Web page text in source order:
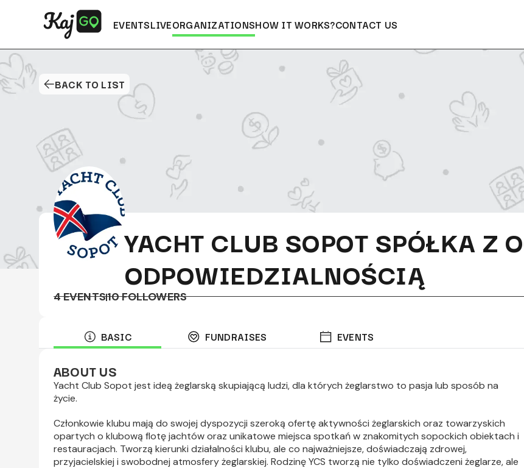
EVENTSLIVEORGANIZATIONSHOW IT WORKS?CONTACT US
BACK TO LIST
YACHT CLUB SOPOT SPÓŁKA Z
ODPOWIEDZIALNOŚCIĄ
4 EVENTS10 FOLLOWERS
BASIC FUNDRAISES EVENTS
ABOUT US
Yacht Club Sopot jest ideą żeglarską skupiającą ludzi, dla których żeglarstwo to pasja lub sposób na
życie.
Członkowie klubu mają do swojej dyspozycji szeroką ofertę aktywności żeglarskich oraz towarzyskich
opartych o klubową flotę jachtów oraz unikatowe miejsca spotkań w znakomitych sopockich obiektach i
restauracjach. Tworzą kierunki działalności klubu, ale co najważniejsze, doświadczają zdrowej,
przyjacielskiej i swobodnej atmosfery żeglarskiej. Rodzinę YCS tworzą nie tylko doświadczeni żeglarze, ale